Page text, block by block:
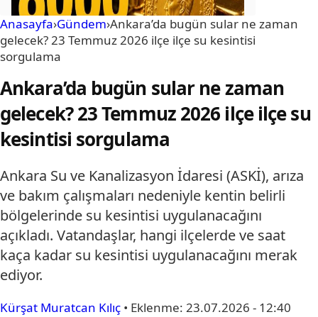
Anasayfa›Gündem›Ankara’da bugün sular ne zaman
gelecek? 23 Temmuz 2026 ilçe ilçe su kesintisi
sorgulama
Ankara’da bugün sular ne zaman
gelecek? 23 Temmuz 2026 ilçe ilçe su
kesintisi sorgulama
Ankara Su ve Kanalizasyon İdaresi (ASKİ), arıza
ve bakım çalışmaları nedeniyle kentin belirli
bölgelerinde su kesintisi uygulanacağını
açıkladı. Vatandaşlar, hangi ilçelerde ve saat
kaça kadar su kesintisi uygulanacağını merak
ediyor.
Kürşat Muratcan Kılıç • Eklenme: 23.07.2026 - 12:40